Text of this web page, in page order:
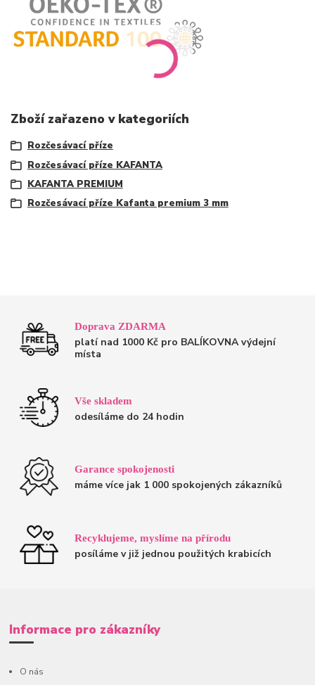
Zboží zařazeno v kategoriích
Rozčesávací příze
Rozčesávací příze KAFANTA
KAFANTA PREMIUM
Rozčesávací příze Kafanta premium 3 mm
Doprava ZDARMA
platí nad 1000 Kč pro BALÍKOVNA výdejní
místa
Vše skladem
odesíláme do 24 hodin
Garance spokojenosti
máme více jak 1 000 spokojených zákazníků
Recyklujeme, myslíme na přírodu
posíláme v již jednou použitých krabicích
Informace pro zákazníky
O nás